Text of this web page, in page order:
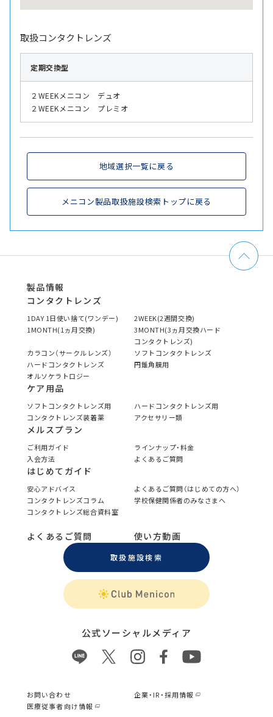
取扱コンタクトレンズ
定期交換型
２WEEKメニコン デュオ
２WEEKメニコン プレミオ
地域選択一覧に戻る
メニコン製品取扱施設検索トップに戻る
製品情報
コンタクトレンズ
1DAY 1日使い捨て(ワンデー)
2WEEK(2週間交換)
1MONTH(1ヵ月交換)
3MONTH(3ヵ月交換ハード
コンタクトレンズ)
カラコン（サークルレンズ）
ソフトコンタクトレンズ
ハードコンタクトレンズ
円錐角膜用
オルソケラトロジー
ケア用品
ソフトコンタクトレンズ用
ハードコンタクトレンズ用
コンタクトレンズ装着薬
アクセサリー類
メルスプラン
ご利用ガイド
ラインナップ・料金
入会方法
よくあるご質問
はじめてガイド
安心アドバイス
よくあるご質問（はじめての方へ）
コンタクトレンズコラム
学校保健関係者のみなさまへ
コンタクトレンズ総合資料室
よくあるご質問 使い方動画
取扱施設検索
公式ソーシャルメディア
お問い合わせ
企業・IR・採用情報
医療従事者向け情報